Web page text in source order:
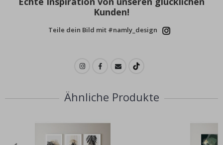
Kunden!
Teile dein Bild mit #namly_design
Ähnliche Produkte